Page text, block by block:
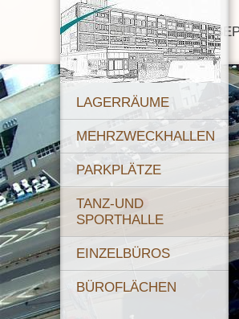
LAGERRÄUME
MEHRZWECKHALLEN
PARKPLÄTZE
TANZ-UND
SPORTHALLE
EINZELBÜROS
BÜROFLÄCHEN